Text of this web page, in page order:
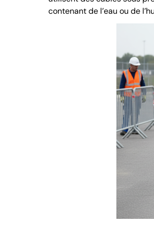
contenant de l’eau ou de